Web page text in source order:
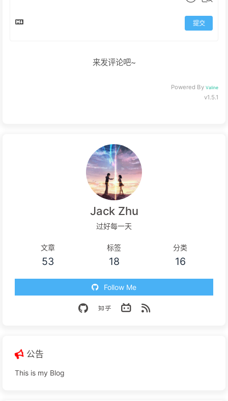
提交
来发评论吧~
Powered By Valine
v1.5.1
Jack Zhu
过好每一天
文章
53
标签
18
分类
16
Follow Me
公告
This is my Blog